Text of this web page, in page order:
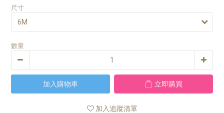
尺寸
數量
加入購物車 立即購買
加入追蹤清單